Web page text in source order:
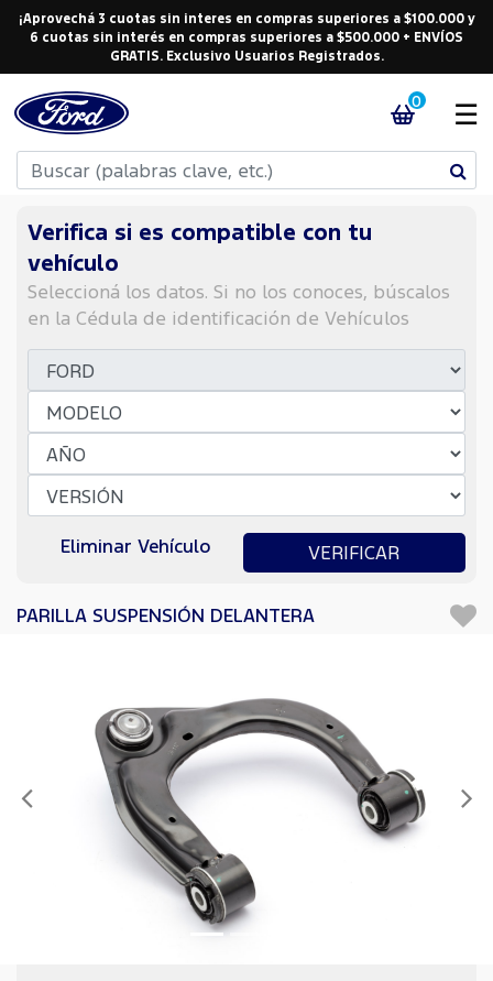
¡Aprovechá 3 cuotas sin interes en compras superiores a $100.000 y
6 cuotas sin interés en compras superiores a $500.000 + ENVÍOS
GRATIS. Exclusivo Usuarios Registrados.
0 ☰
Verifica si es compatible con tu
vehículo
Seleccioná los datos. Si no los conoces, búscalos
en la Cédula de identificación de Vehículos
Eliminar Vehículo VERIFICAR
PARILLA SUSPENSIÓN DELANTERA
Anterior